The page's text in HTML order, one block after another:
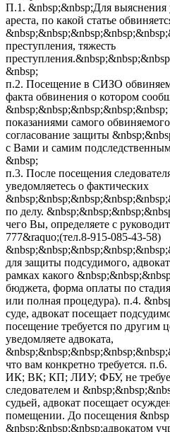
П.1. &nbsp;&nbsp;Для выяснения
ареста, по какой статье
преступления, тяжесть
&nbsp;
п.2. Посещение в СИЗО
факта обвинения о котором
&nbsp;&nbsp;&nbsp;&nbsp;&nbsp;
показаниями самого
согласование защиты
с Вами и самим
&nbsp;
п.3. После посещения
уведомляетесь о фактических
по делу.
чего Вы, определяете с
777&raquo;(тел.8-915-085-43-58)
для защиты подсудимого,
рамках какого
бюджета, форма оплаты по
или полная процедура). п.4.
суде, адвокат посещает
посещение требуется по другим
уведомляете адвоката,
что вам конкретно требуется.
ИК; ВК; КП; ЛИУ; ФБУ, не требует
следователем и
судьей, адвокат посещает
помещении. До посещения
&nbsp;&nbsp;&nbsp;адвокатом